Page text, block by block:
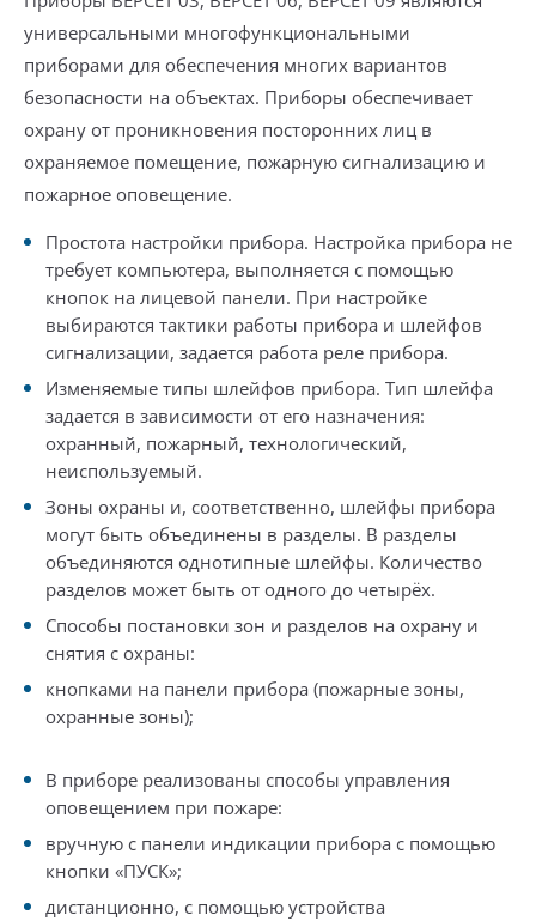
универсальными многофункциональными
приборами для обеспечения многих вариантов
безопасности на объектах. Приборы обеспечивает
охрану от проникновения посторонних лиц в
охраняемое помещение, пожарную сигнализацию и
пожарное оповещение.
Простота настройки прибора. Настройка прибора не
требует компьютера, выполняется с помощью
кнопок на лицевой панели. При настройке
выбираются тактики работы прибора и шлейфов
сигнализации, задается работа реле прибора.
Изменяемые типы шлейфов прибора. Тип шлейфа
задается в зависимости от его назначения:
охранный, пожарный, технологический,
неиспользуемый.
Зоны охраны и, соответственно, шлейфы прибора
могут быть объединены в разделы. В разделы
объединяются однотипные шлейфы. Количество
разделов может быть от одного до четырёх.
Способы постановки зон и разделов на охрану и
снятия с охраны:
кнопками на панели прибора (пожарные зоны,
охранные зоны);
В приборе реализованы способы управления
оповещением при пожаре:
вручную с панели индикации прибора с помощью
кнопки «ПУСК»;
дистанционно, с помощью устройства